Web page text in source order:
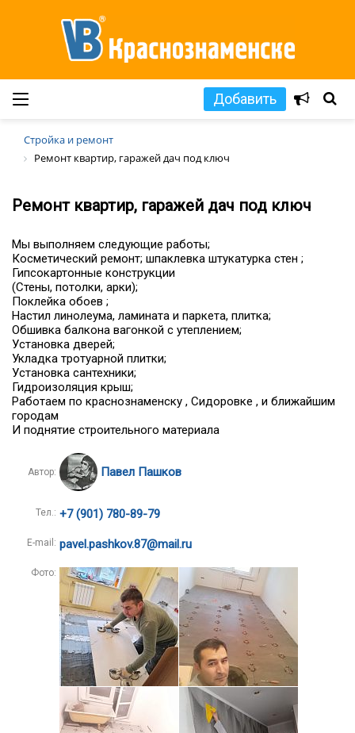
Добавить
Стройка и ремонт
Ремонт квартир, гаражей дач под ключ
Ремонт квартир, гаражей дач под ключ
Мы выполняем следующие работы;
Косметический ремонт; шпаклевка штукатурка стен ;
Гипсокартонные конструкции
(Стены, потолки, арки);
Поклейка обоев ;
Настил линолеума, ламината и паркета, плитка;
Обшивка балкона вагонкой с утеплением;
Установка дверей;
Укладка тротуарной плитки;
Установка сантехники;
Гидроизоляция крыш;
Работаем по краснознаменску , Сидоровке , и ближайшим
городам
И поднятие строительного материала
Автор: Павел Пашков
Тел.: +7 (901) 780-89-79
E-mail: pavel.pashkov.87@mail.ru
Фото: